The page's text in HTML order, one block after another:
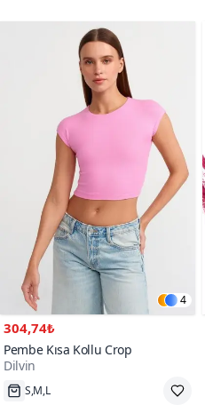
4
304,74₺
Pembe Kısa Kollu Crop
Dilvin
Hızlı Kargo